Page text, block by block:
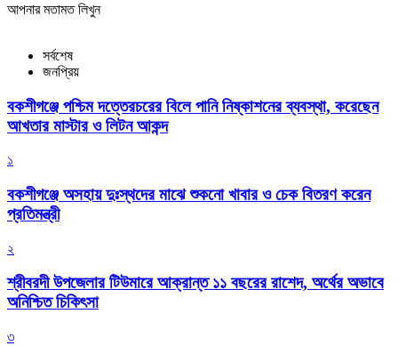
আপনার মতামত লিখুন
সর্বশেষ
জনপ্রিয়
বকশীগঞ্জে পশ্চিম দত্তেরচরের বিলে পানি নিষ্কাশনের ব্যবস্থা, করেছেন
আখতার মাস্টার ও লিটন আকন্দ
১
বকশীগঞ্জে অসহায় দুঃস্থদের মাঝে শুকনো খাবার ও চেক বিতরণ করেন
প্রতিমন্ত্রী
২
শ্রীবরদী উপজেলার টিউমারে আক্রান্ত ১১ বছরের রাশেদ, অর্থের অভাবে
অনিশ্চিত চিকিৎসা
৩